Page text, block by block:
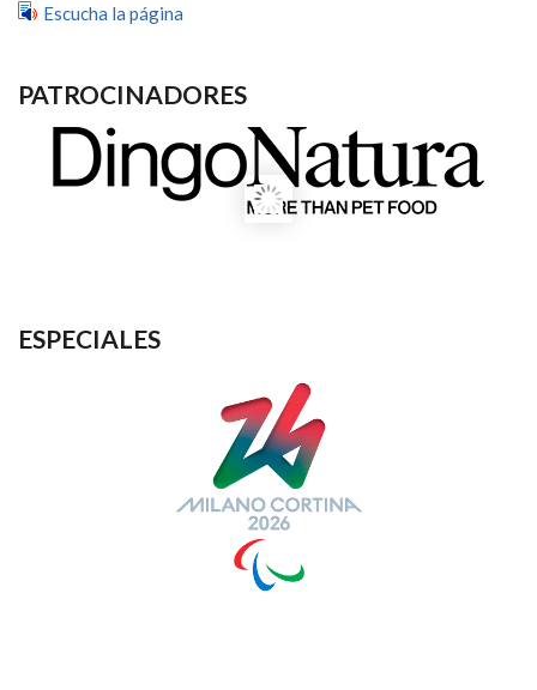
Escucha la página
PATROCINADORES
ESPECIALES